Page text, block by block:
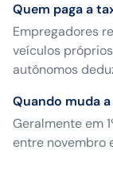
Quem paga a
Empregadores
veículos
autônomos
Quando muda
Geralmente em
entre novembro